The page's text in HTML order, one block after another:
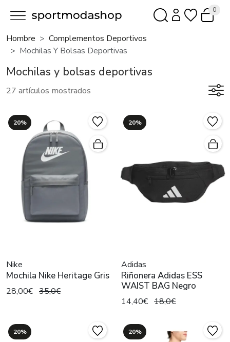
0
Hombre
Complementos Deportivos
Mochilas Y Bolsas Deportivas
Mochilas y bolsas deportivas
27 artículos mostrados
20%
Nike
Mochila Nike Heritage Gris
28,00€ 35,0€
20%
Adidas
Riñonera Adidas ESS
WAIST BAG Negro
14,40€ 18,0€
20% 20%